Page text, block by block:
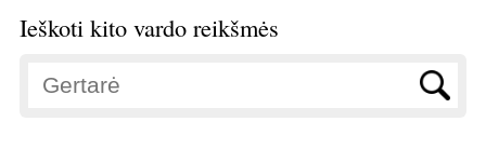
Ieškoti kito vardo reikšmės